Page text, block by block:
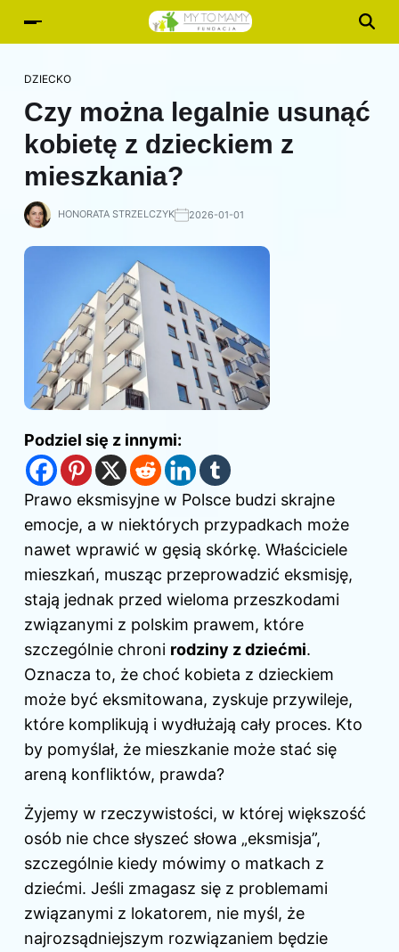
DZIECKO
Czy można legalnie usunąć
kobietę z dzieckiem z
mieszkania?
HONORATA STRZELCZYK 2026-01-01
Podziel się z innymi:
Prawo eksmisyjne w Polsce budzi skrajne
emocje, a w niektórych przypadkach może
nawet wprawić w gęsią skórkę. Właściciele
mieszkań, musząc przeprowadzić eksmisję,
stają jednak przed wieloma przeszkodami
związanymi z polskim prawem, które
szczególnie chroni rodziny z dziećmi.
Oznacza to, że choć kobieta z dzieckiem
może być eksmitowana, zyskuje przywileje,
które komplikują i wydłużają cały proces. Kto
by pomyślał, że mieszkanie może stać się
areną konfliktów, prawda?
Żyjemy w rzeczywistości, w której większość
osób nie chce słyszeć słowa „eksmisja”,
szczególnie kiedy mówimy o matkach z
dziećmi. Jeśli zmagasz się z problemami
związanymi z lokatorem, nie myśl, że
najrozsądniejszym rozwiązaniem będzie